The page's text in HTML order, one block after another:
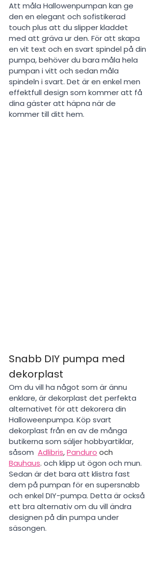
Att måla Hallowenpumpan kan ge
den en elegant och sofistikerad
touch plus att du slipper kladdet
med att gräva ur den. För att skapa
en vit text och en svart spindel på din
pumpa, behöver du bara måla hela
pumpan i vitt och sedan måla
spindeln i svart. Det är en enkel men
effektfull design som kommer att få
dina gäster att häpna när de
kommer till ditt hem.
Snabb DIY pumpa med
dekorplast
Om du vill ha något som är ännu
enklare, är dekorplast det perfekta
alternativet för att dekorera din
Halloweenpumpa. Köp svart
dekorplast från en av de många
butikerna som säljer hobbyartiklar,
såsom Adlibris, Panduro och
Bauhaus. och klipp ut ögon och mun.
Sedan är det bara att klistra fast
dem på pumpan för en supersnabb
och enkel DIY-pumpa. Detta är också
ett bra alternativ om du vill ändra
designen på din pumpa under
säsongen.